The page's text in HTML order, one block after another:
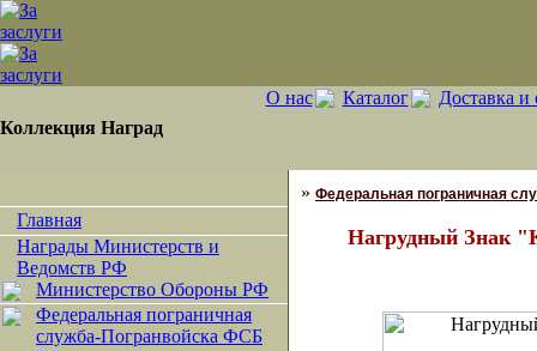
Коллекция Наград
О нас Каталог Доставка и
Главная
Награды Министерств и
Ведомств РФ
Министерство Обороны РФ
Федеральная пограничная
служба-Погранвойска ФСБ
» Федеральная пограничная
Нагрудный Знак